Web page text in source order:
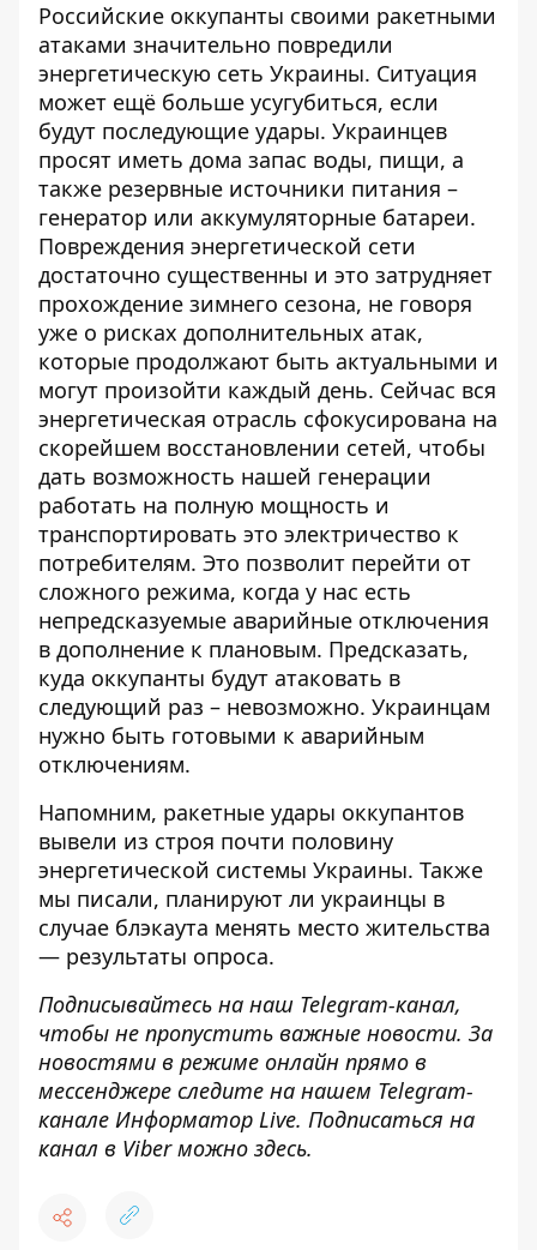
Российские оккупанты своими ракетными
атаками значительно повредили
энергетическую сеть Украины. Ситуация
может ещё больше усугубиться, если
будут последующие удары. Украинцев
просят иметь дома запас воды, пищи, а
также резервные источники питания –
генератор или аккумуляторные батареи.
Повреждения энергетической сети
достаточно существенны и это затрудняет
прохождение зимнего сезона, не говоря
уже о рисках дополнительных атак,
которые продолжают быть актуальными и
могут произойти каждый день. Сейчас вся
энергетическая отрасль сфокусирована на
скорейшем восстановлении сетей, чтобы
дать возможность нашей генерации
работать на полную мощность и
транспортировать это электричество к
потребителям. Это позволит перейти от
сложного режима, когда у нас есть
непредсказуемые аварийные отключения
в дополнение к плановым. Предсказать,
куда оккупанты будут атаковать в
следующий раз – невозможно. Украинцам
нужно быть готовыми к аварийным
отключениям.
Напомним, ракетные удары оккупантов
вывели из строя почти половину
энергетической системы Украины. Также
мы писали, планируют ли украинцы в
случае блэкаута менять место жительства
— результаты опроса.
Подписывайтесь на наш Telegram-канал,
чтобы не пропустить важные новости. За
новостями в режиме онлайн прямо в
мессенджере следите на нашем Telegram-
канале Информатор Live. Подписаться на
канал в Viber можно здесь.